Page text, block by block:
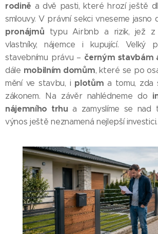
rodině a dvě pasti, které hrozí ještě
smlouvy. V právní sekci vneseme jasno
pronájmů typu Airbnb a rizik, jež z
vlastníky, nájemce i kupující. Velký
stavebnímu právu – černým stavbám
dále mobilním domům, které se po
mění ve stavbu, i plotům a tomu, zda
zákonem. Na závěr nahlédneme do
nájemního trhu a zamyslíme se nad
výnos ještě neznamená nejlepší investici.